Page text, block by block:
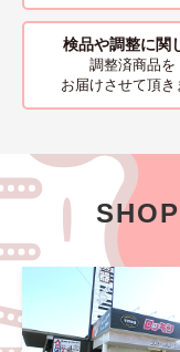
検品や調整に関
調整済商品を
お届けさせて頂き